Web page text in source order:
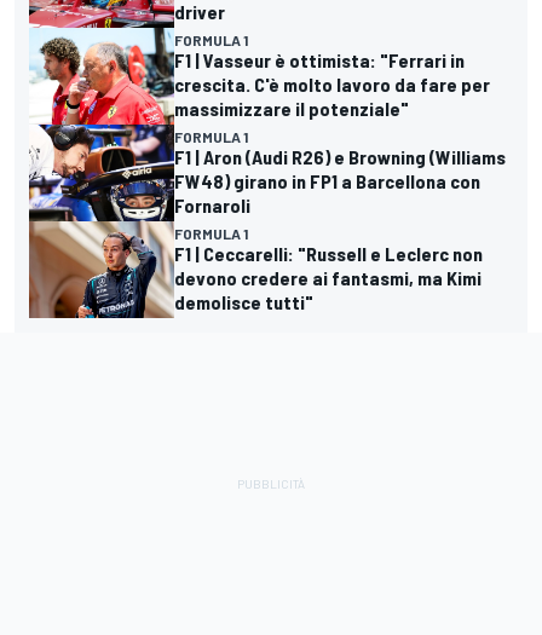
driver
FORMULA 1
F1 | Vasseur è ottimista: "Ferrari in
crescita. C'è molto lavoro da fare per
massimizzare il potenziale"
FORMULA 1
F1 | Aron (Audi R26) e Browning (Williams
FW48) girano in FP1 a Barcellona con
Fornaroli
FORMULA 1
F1 | Ceccarelli: "Russell e Leclerc non
devono credere ai fantasmi, ma Kimi
demolisce tutti"